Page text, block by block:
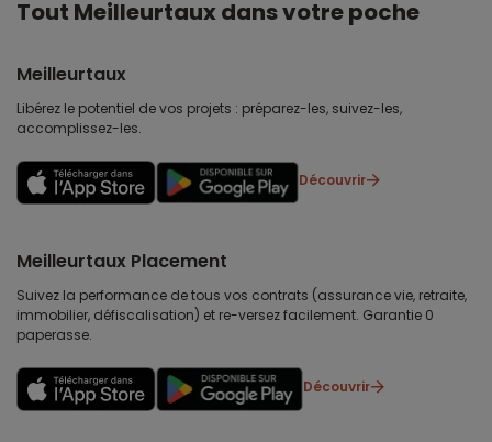
Tout Meilleurtaux dans votre poche
Meilleurtaux
Libérez le potentiel de vos projets : préparez-les, suivez-les,
accomplissez-les.
Découvrir
Meilleurtaux Placement
Suivez la performance de tous vos contrats (assurance vie, retraite,
immobilier, défiscalisation) et re-versez facilement. Garantie 0
paperasse.
Découvrir